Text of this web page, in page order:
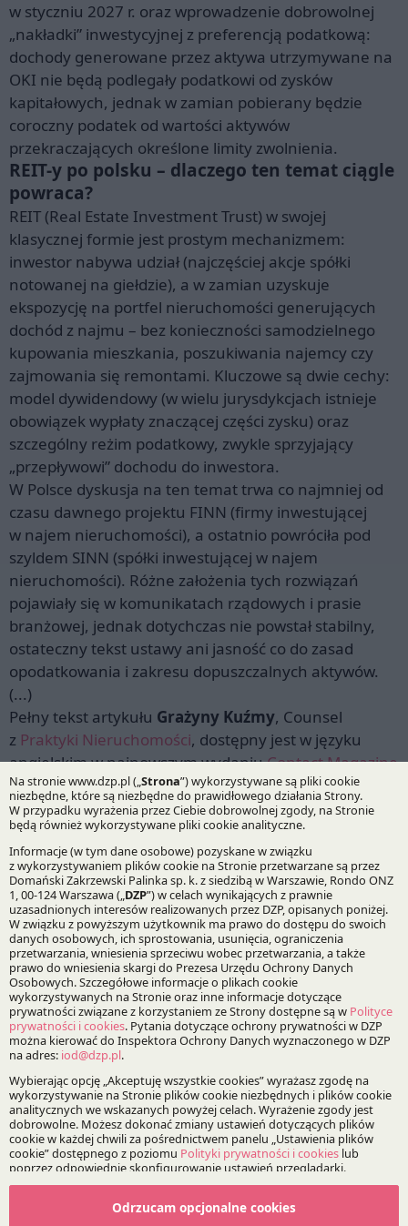
15.06.2026
Autorzy:
Grażyna Kuźma
Praktyki:
Nieruchomości
w styczniu 2027 r. oraz wprowadzenie dobrowolnej
„nakładki” inwestycyjnej z preferencją podatkową:
dochody generowane przez aktywa utrzymywane na
OKI nie będą podlegały podatkowi od zysków
kapitałowych, jednak w zamian pobierany będzie
coroczny podatek od wartości aktywów
przekraczających określone limity zwolnienia.
REIT-y po polsku – dlaczego ten temat ciągle
powraca?
REIT (Real Estate Investment Trust) w swojej
klasycznej formie jest prostym mechanizmem:
inwestor nabywa udział (najczęściej akcje spółki
notowanej na giełdzie), a w zamian uzyskuje
ekspozycję na portfel nieruchomości generujących
dochód z najmu – bez konieczności samodzielnego
kupowania mieszkania, poszukiwania najemcy czy
zajmowania się remontami. Kluczowe są dwie cechy:
model dywidendowy (w wielu jurysdykcjach istnieje
obowiązek wypłaty znaczącej części zysku) oraz
szczególny reżim podatkowy, zwykle sprzyjający
„przepływowi” dochodu do inwestora.
W Polsce dyskusja na ten temat trwa co najmniej od
czasu dawnego projektu FINN (firmy inwestującej
w najem nieruchomości), a ostatnio powróciła pod
szyldem SINN (spółki inwestującej w najem
nieruchomości). Różne założenia tych rozwiązań
pojawiały się w komunikatach rządowych i prasie
branżowej, jednak dotychczas nie powstał stabilny,
ostateczny tekst ustawy ani jasność co do zasad
opodatkowania i zakresu dopuszczalnych aktywów.
(...)
Pełny tekst artykułu Grażyny Kuźmy, Counsel
z Praktyki Nieruchomości, dostępny jest w języku
angielskim w najnowszym wydaniuContact Magazine
Onlinewydawanego przezBrytyjsko-Polską Izbę
Handlową (BPCC).
Bądź na bieżąco z DZP
Odrzucam opcjonalne cookies